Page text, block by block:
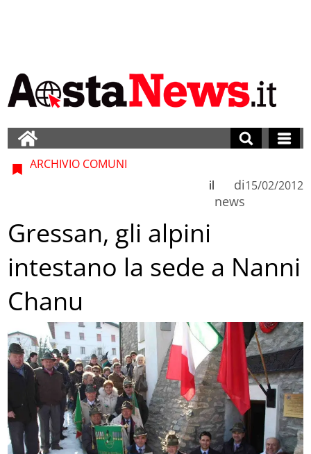
ARCHIVIO COMUNI
di
news
il 15/02/2012
Gressan, gli alpini
intestano la sede a Nanni
Chanu